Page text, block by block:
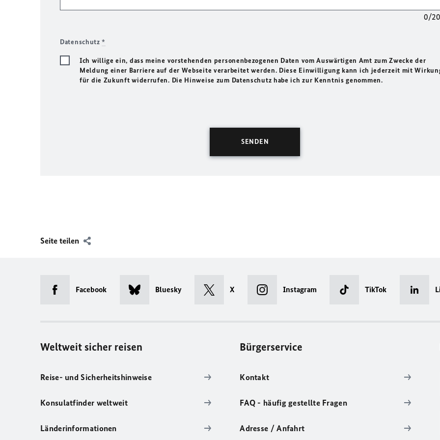
0/
Datenschutz*
Ich willige ein, dass meine vorstehenden personenbezogenen Daten vom Auswärtigen Amt zum Zwecke der
Meldung einer Barriere auf der Webseite verarbeitet werden. Diese Einwilligung kann ich jederzeit mit
für die Zukunft widerrufen. Die Hinweise zum Datenschutz habe ich zur Kenntnis genommen.
Seite teilen
Facebook Bluesky X Instagram TikTok
Weltweit sicher reisen
Reise- und Sicherheitshinweise
Konsulatfinder weltweit
Länderinformationen
Bürgerservice
Kontakt
FAQ - häufig gestellte Fragen
Adresse / Anfahrt